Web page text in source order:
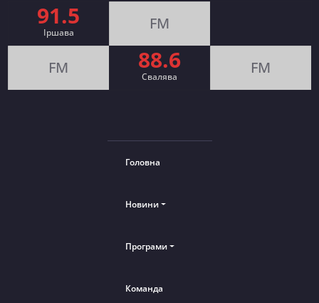
91.5
Іршава FM
FM 88.6
Cвалява FM
Головна
Новини
Програми
Команда